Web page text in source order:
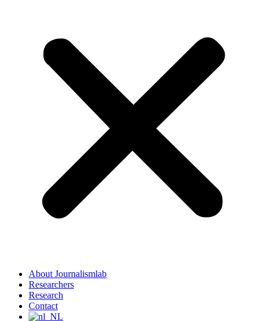
About Journalismlab
Researchers
Research
Contact